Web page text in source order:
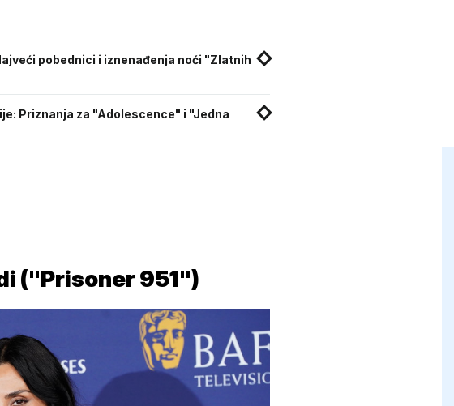
pobednici i iznenađenja noći "Zlatnih
Priznanja za "Adolescence" i "Jedna
("Prisoner 951")